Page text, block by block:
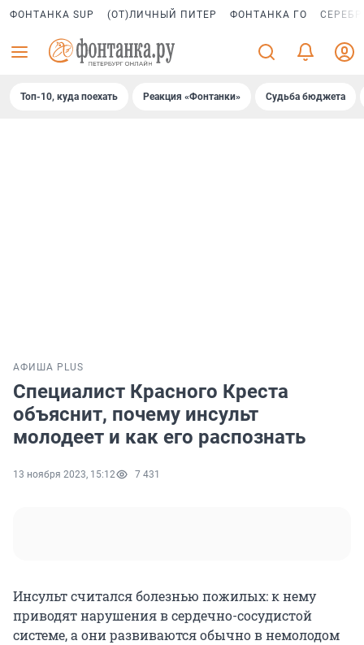
ФОНТАНКА SUP (ОТ)ЛИЧНЫЙ ПИТЕР ФОНТАНКА ГО
Топ-10, куда поехать Реакция «Фонтанки» Судьба бюджета
АФИША PLUS
Специалист Красного Креста
объяснит, почему инсульт
молодеет и как его распознать
13 ноября 2023, 15:12 7 431
Инсульт считался болезнью пожилых: к нему
приводят нарушения в сердечно-сосудистой
системе, а они развиваются обычно в немолодом